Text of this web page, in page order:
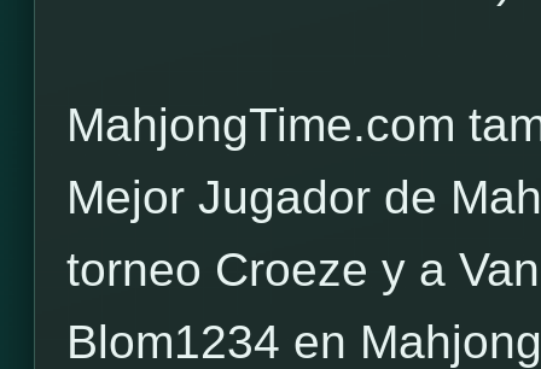
MahjongTime.com
Mejor Jugador de
torneo Croeze y a
Blom1234 en